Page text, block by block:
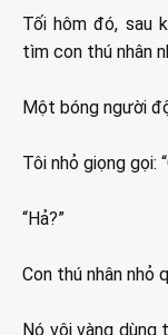
Tối hôm đó, sau
tìm con thú nhân
Một bóng người
Tôi nhỏ giọng gọi:
“Hả?”
Con thú nhân nhỏ
Nó vội vàng dùng